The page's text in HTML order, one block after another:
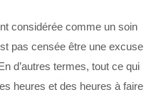
considérée comme un soin
pas censée être une excuse
d’autres termes, tout ce qui
heures et des heures à faire